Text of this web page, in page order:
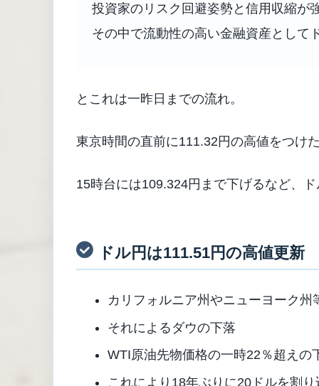
投資家のリスク回避姿勢と信用収縮が
その中で流動性の高い金融資産として
とこれは一昨日までの流れ。
東京時間の直前に111.32円の高値をつけ
15時台には109.324円まで下げるなど、
ドル円は111.51円の高値更新
カリフォルニア州やニューヨーク州
それによるダウの下落
WTI原油先物価格の一時22％超えの
これにより18年ぶりに20ドルを割り